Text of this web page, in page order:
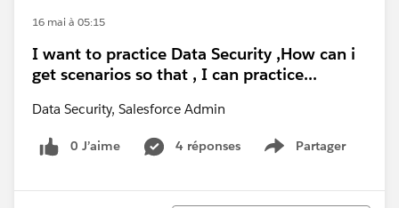
16 mai à 05:15
I want to practice Data Security ,How can i
get scenarios so that , I can practice...
Data Security, Salesforce Admin
0 J’aime 4 réponses Partager
Show menu